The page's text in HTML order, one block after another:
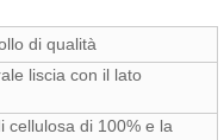
di qualità
liscia con il lato
cellulosa di 100% e la